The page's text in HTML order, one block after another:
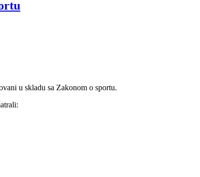
u skladu sa Zakonom o sportu.